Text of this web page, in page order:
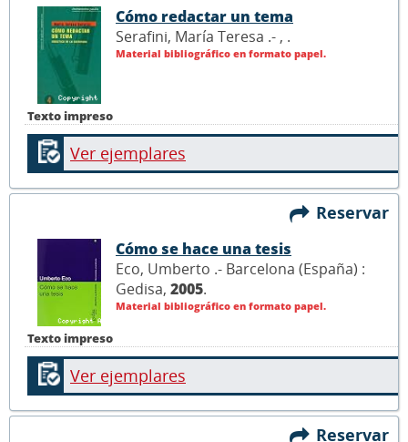
Texto impreso
Cómo redactar un tema
Serafini, María Teresa .- , .
Material bibliográfico en formato papel.
Ver ejemplares
Reservar
Texto impreso
Cómo se hace una tesis
Eco, Umberto .- Barcelona (España) :
Gedisa, 2005.
Material bibliográfico en formato papel.
Ver ejemplares
Reservar